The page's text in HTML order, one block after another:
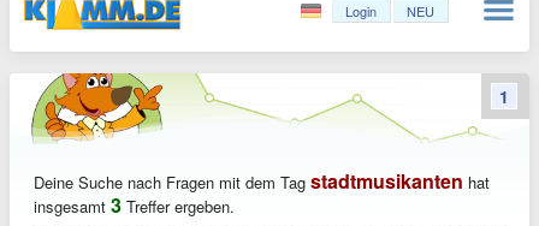
Login NEU
Deine Suche nach Fragen mit dem Tag stadtmusikanten hat
insgesamt 3 Treffer ergeben.
1